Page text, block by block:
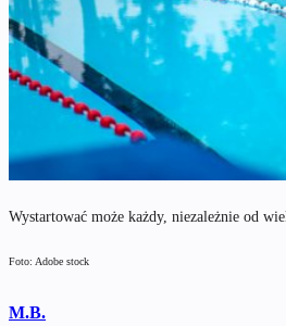
Wystartować może każdy, niezależnie od
Foto: Adobe stock
M.B.